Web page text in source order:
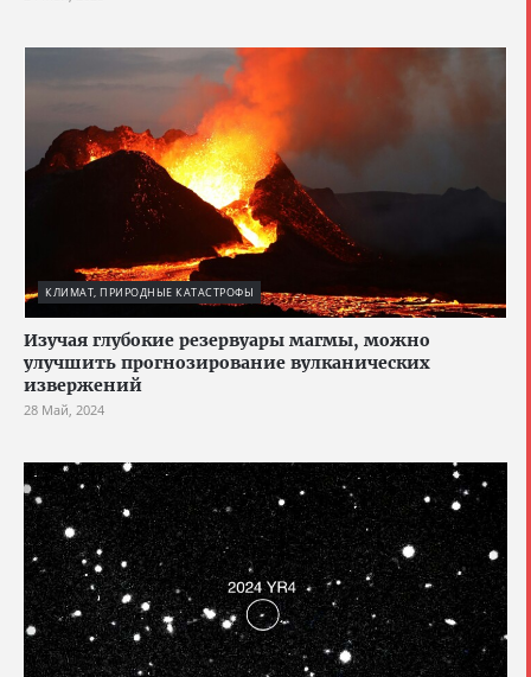
КЛИМАТ, ПРИРОДНЫЕ КАТАСТРОФЫ
Изучая глубокие резервуары магмы, можно
улучшить прогнозирование вулканических
извержений
28 Май, 2024